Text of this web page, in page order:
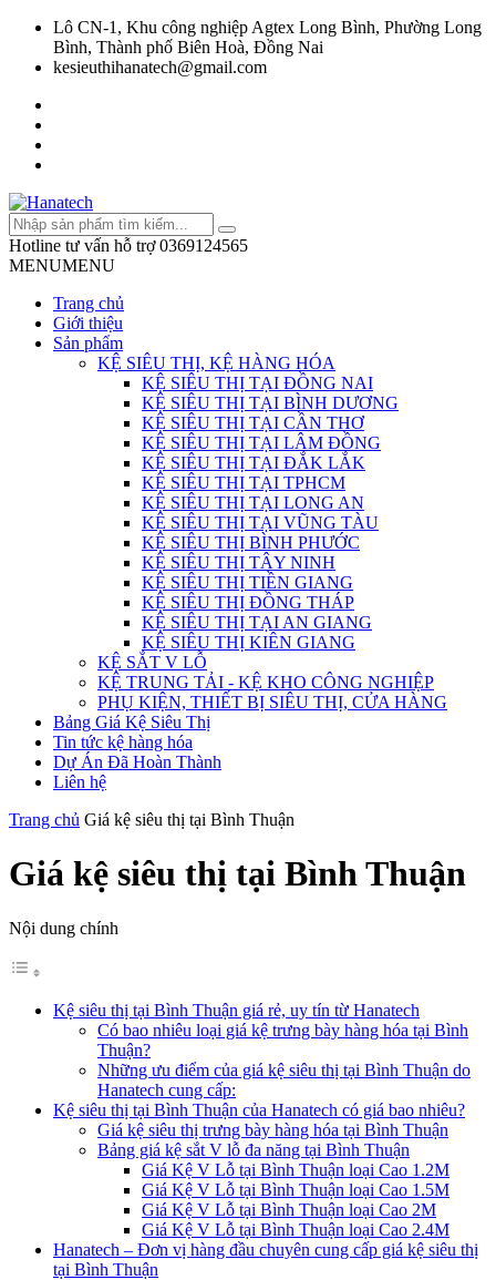
Lô CN-1, Khu công nghiệp Agtex Long Bình, Phường Long
Bình, Thành phố Biên Hoà, Đồng Nai
kesieuthihanatech@gmail.com
Hotline tư vấn hỗ trợ 0369124565
MENUMENU
Trang chủ
Giới thiệu
Sản phẩm
KỆ SIÊU THỊ, KỆ HÀNG HÓA
KỆ SIÊU THỊ TẠI ĐỒNG NAI
KỆ SIÊU THỊ TẠI BÌNH DƯƠNG
KỆ SIÊU THỊ TẠI CẦN THƠ
KỆ SIÊU THỊ TẠI LÂM ĐỒNG
KỆ SIÊU THỊ TẠI ĐẮK LẮK
KỆ SIÊU THỊ TẠI TPHCM
KỆ SIÊU THỊ TẠI LONG AN
KỆ SIÊU THỊ TẠI VŨNG TÀU
KỆ SIÊU THỊ BÌNH PHƯỚC
KỆ SIÊU THỊ TÂY NINH
KỆ SIÊU THỊ TIỀN GIANG
KỆ SIÊU THỊ ĐỒNG THÁP
KỆ SIÊU THỊ TẠI AN GIANG
KỆ SIÊU THỊ KIÊN GIANG
KỆ SẮT V LỖ
KỆ TRUNG TẢI - KỆ KHO CÔNG NGHIỆP
PHỤ KIỆN, THIẾT BỊ SIÊU THỊ, CỬA HÀNG
Bảng Giá Kệ Siêu Thị
Tin tức kệ hàng hóa
Dự Án Đã Hoàn Thành
Liên hệ
Trang chủ Giá kệ siêu thị tại Bình Thuận
Giá kệ siêu thị tại Bình Thuận
Nội dung chính
Kệ siêu thị tại Bình Thuận giá rẻ, uy tín từ Hanatech
Có bao nhiêu loại giá kệ trưng bày hàng hóa tại Bình
Thuận?
Những ưu điểm của giá kệ siêu thị tại Bình Thuận do
Hanatech cung cấp:
Kệ siêu thị tại Bình Thuận của Hanatech có giá bao nhiêu?
Giá kệ siêu thị trưng bày hàng hóa tại Bình Thuận
Bảng giá kệ sắt V lỗ đa năng tại Bình Thuận
Giá Kệ V Lỗ tại Bình Thuận loại Cao 1.2M
Giá Kệ V Lỗ tại Bình Thuận loại Cao 1.5M
Giá Kệ V Lỗ tại Bình Thuận loại Cao 2M
Giá Kệ V Lỗ tại Bình Thuận loại Cao 2.4M
Hanatech – Đơn vị hàng đầu chuyên cung cấp giá kệ siêu thị
tại Bình Thuận